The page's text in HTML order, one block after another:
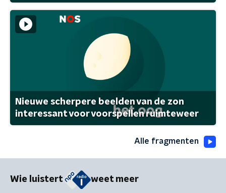
Nieuwe scherpere beelden van de zon
interessant voor voorspellen ruimteweer
Alle fragmenten
Wie luistert weet meer